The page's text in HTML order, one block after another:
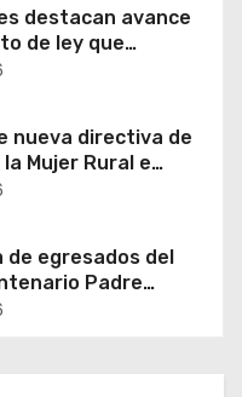
destacan avance
de ley que
al Sistema
Escolar
nueva directiva de
Mujer Rural e
de egresados del
Padre
a la industria